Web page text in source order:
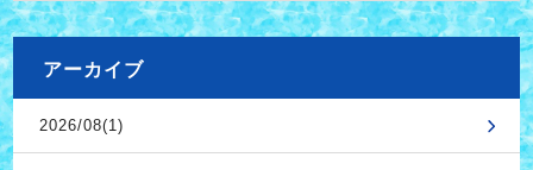
アーカイブ
2026/08(1)